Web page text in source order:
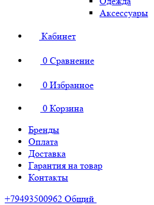
Аксессуары
Кабинет
0 Сравнение
0 Избранное
0 Корзина
Бренды
Оплата
Доставка
Гарантия на товар
Контакты
+79493500962 Общий